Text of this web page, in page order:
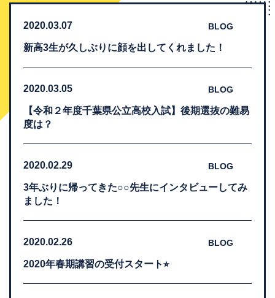
2020.03.07 BLOG
新高3生が久しぶりに顔を出してくれました！
2020.03.05 BLOG
【令和２年度千葉県公立高校入試】後期選抜の難易
度は？
2020.02.29 BLOG
3年ぶりに帰ってきた○○先生にインタビューしてみ
ました！
2020.02.26 BLOG
2020年春期講習の受付スタート⭐︎